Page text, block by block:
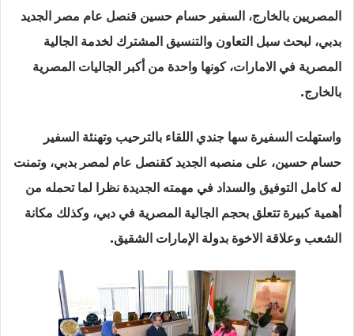
المصريين بالخارج، السفير حسام حسين قنصل عام مصر الجديد
بدبي، لبحث سبل التعاون والتنسيق المشترك لخدمة الجالية
المصرية في الامارات، كونها واحدة من أكبر الجاليات المصرية
بالخارج.
واستهلت السفيرة سها جندي اللقاء بالترحيب وتهنئة السفير
حسام حسين، على منصبه الجديد كقنصل عام لمصر بدبي، وتمنت
له كامل التوفيق والسداد في مهمته الجديدة نظرا لما تحمله من
أهمية كبيرة تتعلق بحجم الجالية المصرية في دبي، وكذلك مكانة
الشعب وعلاقة الاخوة بدولة الإمارات الشقيق.